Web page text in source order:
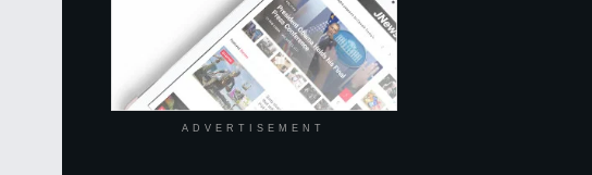
ADVERTISEMENT